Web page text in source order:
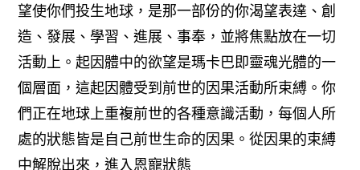
望使你們投生地球，是那一部份的你渴望表達、創
造、發展、學習、進展、事奉，並將焦點放在一切
活動上。起因體中的欲望是瑪卡巴即靈魂光體的一
個層面，這起因體受到前世的因果活動所束縛。你
們正在地球上重複前世的各種意識活動，每個人所
處的狀態皆是自己前世生命的因果。從因果的束縛
中解脫出來，進入恩寵狀態